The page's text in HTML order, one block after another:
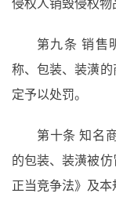
侵权人销毁侵权物
第九条 销售
称、包装、装潢
定予以处罚。
第十条 知名
的包装、装潢被
正当竞争法》及本